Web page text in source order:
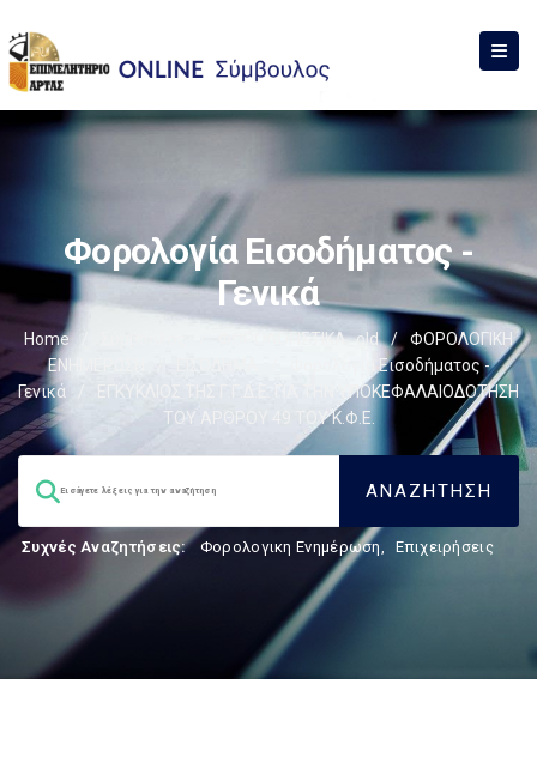
Φορολογία Εισοδήματος -
Γενικά
Home ΦΟΡΟΛΟΓΙΣΤΙΚΑ_old /
ΦΟΡΟΛΟΓΙΚΗ
ΕΝΗΜΕΡΩΣΗ
Φορολογία Εισοδήματος -
Γενικά
ΕΓΚΥΚΛΙΟΣ ΤΗΣ Γ.Γ.Δ.Ε. ΓΙΑ ΤΗΝ ΥΠΟΚΕΦΑΛΑΙΟΔΟΤΗΣΗ
ΤΟΥ ΑΡΘΡΟΥ 49 ΤΟΥ Κ.Φ.Ε.
Συχνές Αναζητήσεις: Φορολογικη Ενημέρωση, Επιχειρήσεις